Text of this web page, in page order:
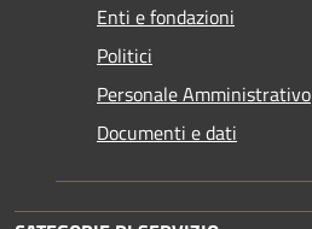
Enti e fondazioni
Politici
Personale Amministrativo
Documenti e dati